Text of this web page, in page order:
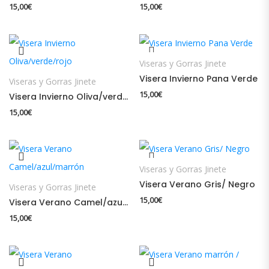
15,00€ 15,00€
Viseras y Gorras Jinete
Visera Invierno Oliva/verde/rojo
15,00€
Viseras y Gorras Jinete
Visera Invierno Pana Verde
15,00€
Viseras y Gorras Jinete
Visera Verano Camel/azul/marrón
15,00€
Viseras y Gorras Jinete
Visera Verano Gris/ Negro
15,00€